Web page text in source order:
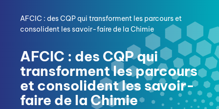
AFCIC : des CQP qui transforment les parcours et
consolident les savoir-faire de la Chimie
AFCIC : des CQP qui
transforment les parcours
et consolident les savoir-
faire de la Chimie